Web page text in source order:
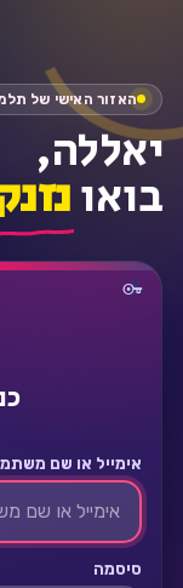
אימייל או שם
סיסמה
האזור האישי של
יאללה,
בואו